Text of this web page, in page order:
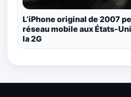
L’iPhone original de 2007
réseau mobile aux États-
la 2G